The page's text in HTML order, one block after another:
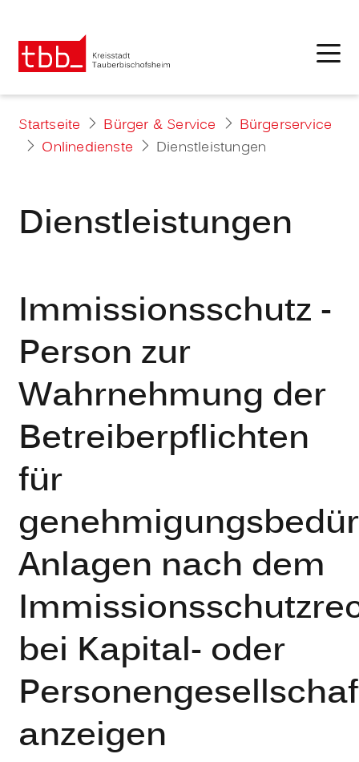
Startseite Bürger & Service
Bürgerservice
Onlinedienste
Dienstleistungen
Dienstleistungen
Immissionsschutz -
Person zur
Wahrnehmung der
Betreiberpflichten
für
Anlagen nach dem
bei Kapital- oder
anzeigen